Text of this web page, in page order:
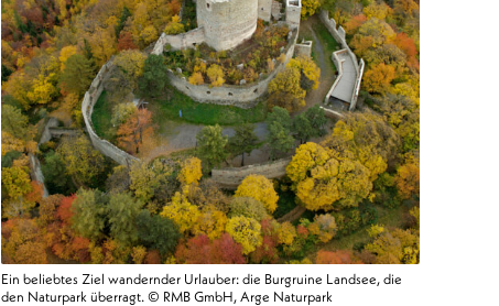
Ein beliebtes Ziel wandernder Urlauber: die Burgruine Landsee, die
den Naturpark überragt. © RMB GmbH, Arge Naturpark